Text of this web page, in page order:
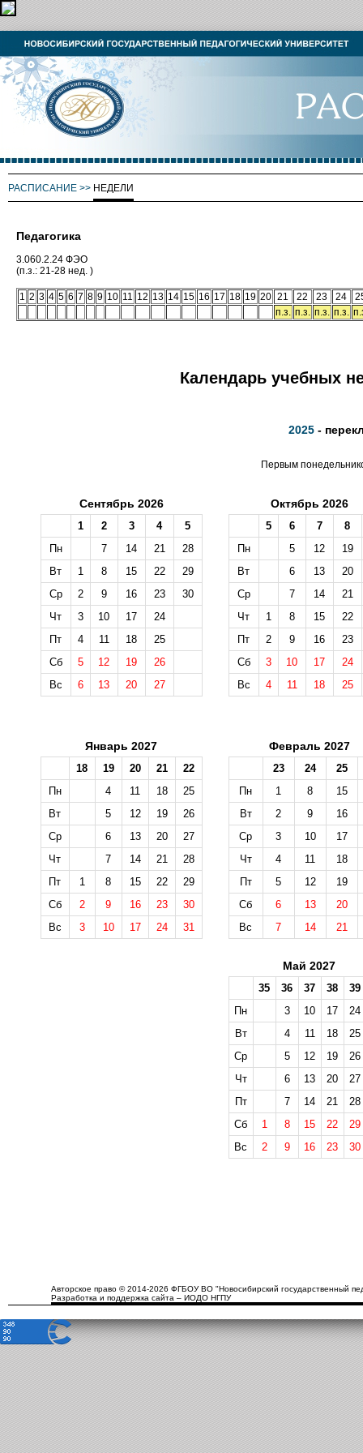
РАСПИСАНИЕ >> НЕДЕЛИ
Педагогика
3.060.2.24 ФЭО
(п.з.: 21-28 нед. )
1 2 3 4 5 6 7 8 9 10 11 12 13 14 15 16 17 18 19 20 21 22 23 24
п.з. п.з. п.з. п.з.
Календарь учебных
2025 -
Первым
Сентябрь 2026
1 2 3 4
5
Пн
7 14 21
28
Вт
1 8 15 22
29
Ср
2 9 16 23
30
Чт
3 10 17
24
Пт
4 11 18
25
Сб
5 12 19
26
Вс
6 13 20 27
Октябрь 2026
5 6 7
8
Пн
5 12
19
Вт
6 13
20
Ср
7 14
21
Чт
1 8 15
22
Пт
2 9 16
23
Сб
3 10 17
24
Вс
4 11 18 25
Январь 2027
18 19 20 21
22
Пн
4 11 18
25
Вт
5 12 19
26
Ср
6 13 20
27
Чт
7 14 21
28
Пт
1 8 15 22
29
Сб
2 9 16 23
30
Вс
3 10 17 24 31
Февраль 2027
23 24
25
Пн
1 8
15
Вт
2 9
16
Ср
3 10
17
Чт
4 11
18
Пт
5 12
19
Сб
6 13
20
Вс
7 14 21
Май 2027
35 36 37 38
39
Пн
3 10 17
24
Вт
4 11 18
25
Ср
5 12 19
26
Чт
6 13 20
27
Пт
7 14 21
28
Сб
1 8 15 22
29
Вс
2 9 16 23 30
Авторское право © 2014-2026 ФГБОУ ВО "Новосибирский государственный
Разработка и поддержка сайта – ИОДО НГПУ